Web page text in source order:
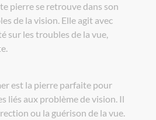
pierre se retrouve dans son
de la vision. Elle agit avec
sur les troubles de la vue,
est la pierre parfaite pour
liés aux problème de vision. Il
ou la guérison de la vue.